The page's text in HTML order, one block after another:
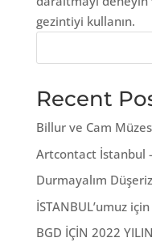
gezintiyi kullanın.
Recent
Billur ve Cam
Artcontact İstanbul
Durmayalım
İSTANBUL’umuz
BGD İÇİN 2022